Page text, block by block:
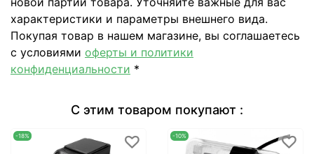
характеристики и параметры внешнего вида.
Покупая товар в нашем магазине, вы соглашаетесь
с условиями оферты и политики
конфиденциальности *
С этим товаром покупают :
-18% -10%